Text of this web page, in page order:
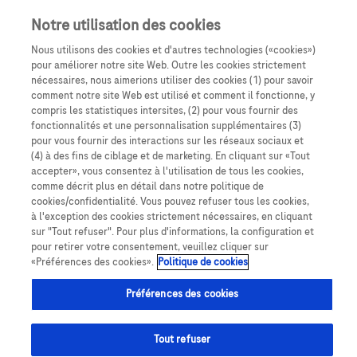
ExpertisePUI
Les 19ᵉ rencontres Convergences Santé Hôpital (CSH),
qui se sont déroulées à Montpellier du 24 au
27 septembre dernier, ont porté sur la pharmacie
hospitalière du futur. Les équipes Accès Roche étaient
Notre utilisation des cookies
Nous utilisons des cookies et d'autres technologies («cookies»)
pour améliorer notre site Web. Outre les cookies strictement
nécessaires, nous aimerions utiliser des cookies (1) pour savoir
comment notre site Web est utilisé et comment il fonctionne, y
compris les statistiques intersites, (2) pour vous fournir des
fonctionnalités et une personnalisation supplémentaires (3)
pour vous fournir des interactions sur les réseaux sociaux et
(4) à des fins de ciblage et de marketing. En cliquant sur «Tout
accepter», vous consentez à l'utilisation de tous les cookies,
comme décrit plus en détail dans notre politique de
cookies/confidentialité. Vous pouvez refuser tous les cookies,
à l'exception des cookies strictement nécessaires, en cliquant
sur "Tout refuser". Pour plus d'informations, la configuration et
pour retirer votre consentement, veuillez cliquer sur
«Préférences des cookies». Politique de cookies
Préférences des cookies
Tout refuser